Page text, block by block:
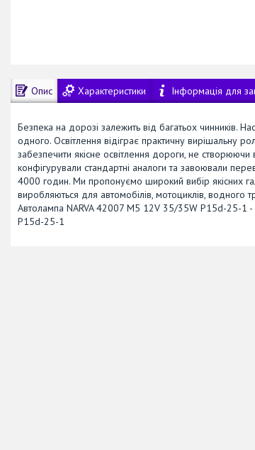
Опис Характеристики Інформація для
Безпека на дорозі залежить від багатьох чинників.
одного. Освітлення відіграє практичну вирішальну
забезпечити якісне освітлення дороги, не
конфігурували стандартні аналоги та завоювали
4000 годин. Ми пропонуємо широкий вибір якісних
виробляються для автомобілів, мотоциклів, водного
Автолампа NARVA 42007 M5 12V 35/35W P15d-25-1
P15d-25-1